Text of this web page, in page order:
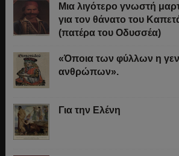
Μια λιγότερο γνωστή
για τον θάνατο του
(πατέρα του Οδυσσέα)
«Όποια των φύλλων η
ανθρώπων».
Για την Ελένη